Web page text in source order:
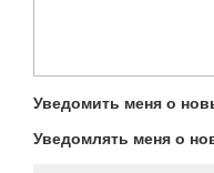
Уведомить меня о
Уведомлять меня о